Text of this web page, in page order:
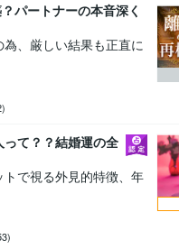
パートナーの本音深く
、厳しい結果も正直に
て？？結婚運の全
トで視る外見的特徴、年